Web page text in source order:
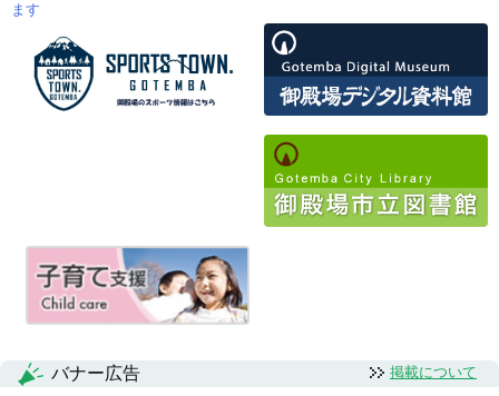
稿
ます
バナー広告 掲載について